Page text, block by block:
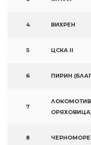
4 ВИХРЕН
5 ЦСКА II
6 ПИРИН
7
ЛОКОМОТИВ
8